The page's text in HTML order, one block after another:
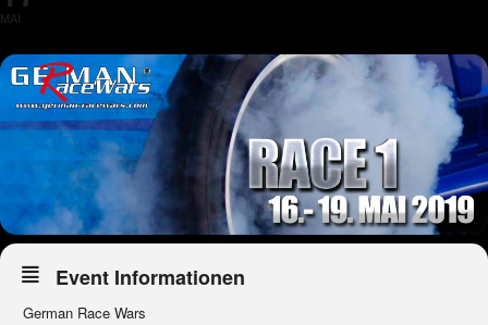
MAI
Event Informationen
German Race Wars